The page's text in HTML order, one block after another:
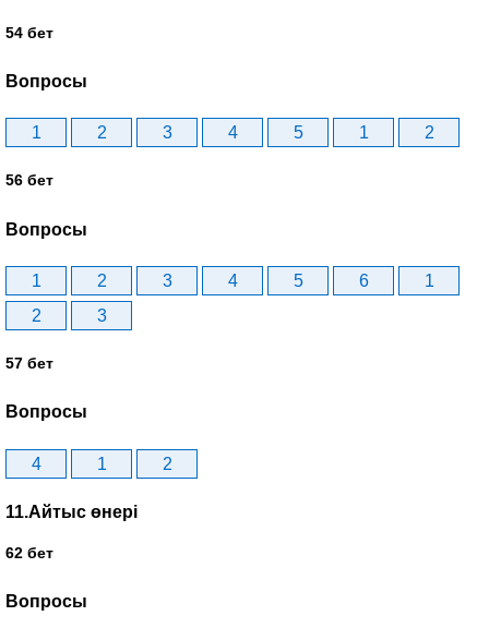
54 бет
Вопросы
1 2 3 4 5 1 2
56 бет
Вопросы
1 2 3 4 5 6
1
2
3
57 бет
Вопросы
4 1 2
11.Айтыс өнері
62 бет
Вопросы